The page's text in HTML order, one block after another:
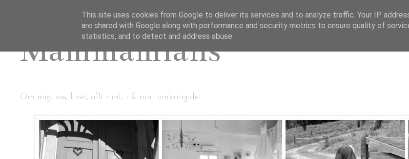
Mammamians
Om mig, oss, livet, allt runt, i & runt omkring det
This site uses cookies from Google to deliver its services and to analyze traffic. Your IP
are shared with Google along with performance and security metrics to ensure quality of
statistics, and to detect and address abuse.